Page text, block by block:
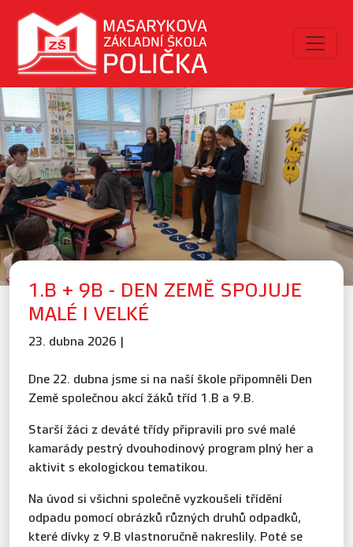
1.B + 9B - DEN ZEMĚ SPOJUJE
MALÉ I VELKÉ
23. dubna 2026 |
Dne 22. dubna jsme si na naší škole připomněli Den
Země společnou akcí žáků tříd 1.B a 9.B.
Starší žáci z deváté třídy připravili pro své malé
kamarády pestrý dvouhodinový program plný her a
aktivit s ekologickou tematikou.
Na úvod si všichni společně vyzkoušeli třídění
odpadu pomocí obrázků různých druhů odpadků,
které dívky z 9.B vlastnoručně nakreslily. Poté se